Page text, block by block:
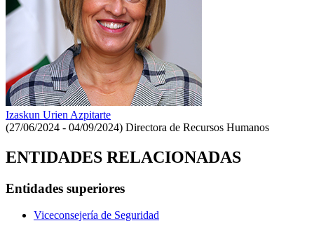
Izaskun Urien Azpitarte
(27/06/2024 - 04/09/2024) Directora de Recursos Humanos
ENTIDADES RELACIONADAS
Entidades superiores
Viceconsejería de Seguridad